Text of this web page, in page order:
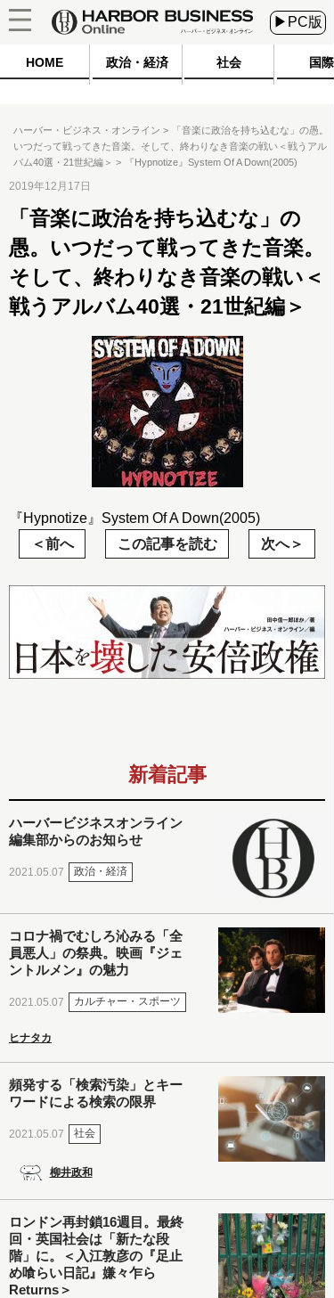
▶PC版
HOME 政治・経済 社会 国際
ハーバー・ビジネス・オンライン
「音楽に政治を持ち込むな」の愚。
いつだって戦ってきた音楽。そして、終わりなき音楽の戦い＜戦うアル
バム40選・21世紀編＞
『Hypnotize』System Of A Down(2005)
2019年12月17日
「音楽に政治を持ち込むな」の
愚。いつだって戦ってきた音楽。
そして、終わりなき音楽の戦い＜
戦うアルバム40選・21世紀編＞
『Hypnotize』System Of A Down(2005)
前へ
この記事を読む 次へ
新着記事
ハーバービジネスオンライン
編集部からのお知らせ
2021.05.07 政治・経済
コロナ禍でむしろ沁みる「全
員悪人」の祭典。映画『ジェ
ントルメン』の魅力
2021.05.07 カルチャー・スポーツ
ヒナタカ
頻発する「検索汚染」とキー
ワードによる検索の限界
2021.05.07 社会
柳井政和
ロンドン再封鎖16週目。最終
回・英国社会は「新たな段
階」に。＜入江敦彦の『足止
め喰らい日記』嫌々乍ら
Returns＞